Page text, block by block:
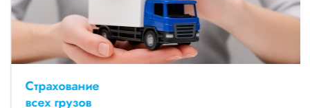
Страхование
всех грузов